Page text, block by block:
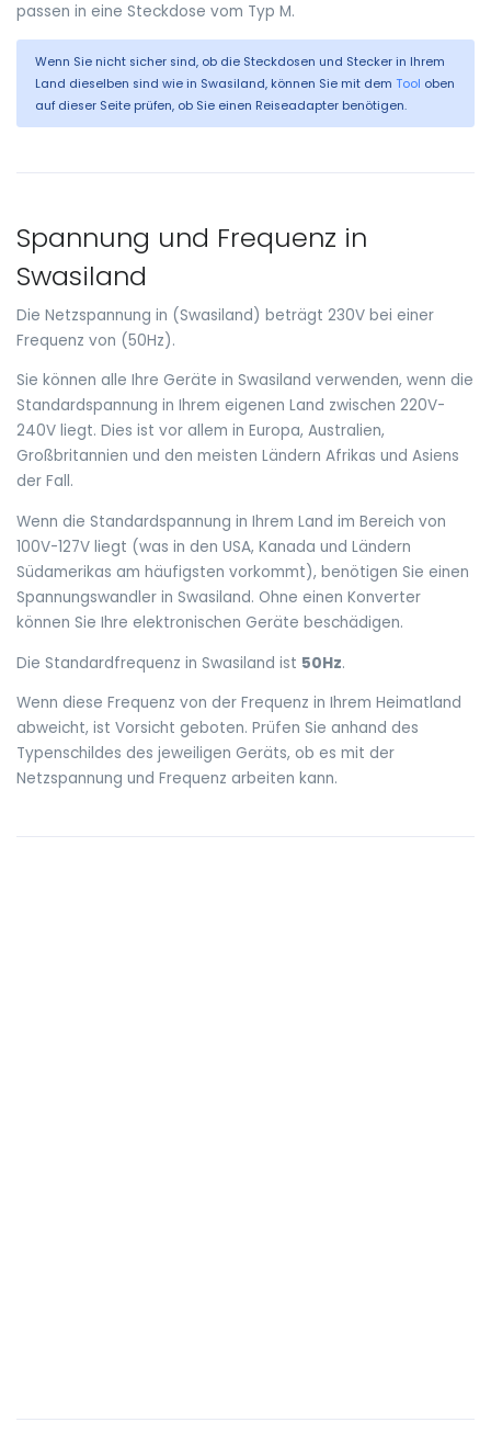
passen in eine Steckdose vom Typ M.
Wenn Sie nicht sicher sind, ob die Steckdosen und Stecker in Ihrem
Land dieselben sind wie in Swasiland, können Sie mit dem Tool oben
auf dieser Seite prüfen, ob Sie einen Reiseadapter benötigen.
Spannung und Frequenz in
Swasiland
Die Netzspannung in (Swasiland) beträgt 230V bei einer
Frequenz von (50Hz).
Sie können alle Ihre Geräte in Swasiland verwenden, wenn die
Standardspannung in Ihrem eigenen Land zwischen 220V-
240V liegt. Dies ist vor allem in Europa, Australien,
Großbritannien und den meisten Ländern Afrikas und Asiens
der Fall.
Wenn die Standardspannung in Ihrem Land im Bereich von
100V-127V liegt (was in den USA, Kanada und Ländern
Südamerikas am häufigsten vorkommt), benötigen Sie einen
Spannungswandler in Swasiland. Ohne einen Konverter
können Sie Ihre elektronischen Geräte beschädigen.
Die Standardfrequenz in Swasiland ist 50Hz.
Wenn diese Frequenz von der Frequenz in Ihrem Heimatland
abweicht, ist Vorsicht geboten. Prüfen Sie anhand des
Typenschildes des jeweiligen Geräts, ob es mit der
Netzspannung und Frequenz arbeiten kann.